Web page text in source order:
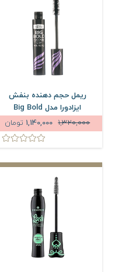
ریمل حجم دهنده بنفش
ایزادورا مدل Big Bold
1,320,000
تومان